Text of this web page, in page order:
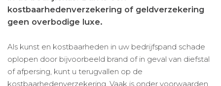
kostbaarhedenverzekering of geldverzekering
geen overbodige luxe.
Als kunst en kostbaarheden in uw bedrijfspand schade
oplopen door bijvoorbeeld brand of in geval van diefstal
of afpersing, kunt u terugvallen op de
kostbaarhedenverzekering. Vaak is onder voorwaarden